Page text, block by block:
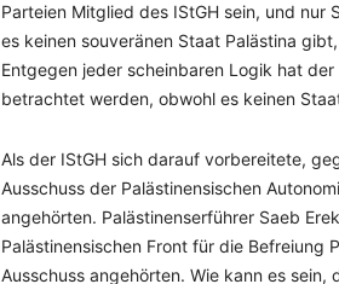
Parteien Mitglied des IStGH sein, und
es keinen souveränen Staat Palästina
Entgegen jeder scheinbaren Logik hat
betrachtet werden, obwohl es keinen
Als der IStGH sich darauf vorbereitete,
Ausschuss der Palästinensischen
angehörten. Palästinenserführer Saeb
Palästinensischen Front für die Befreiung
Ausschuss angehörten. Wie kann es